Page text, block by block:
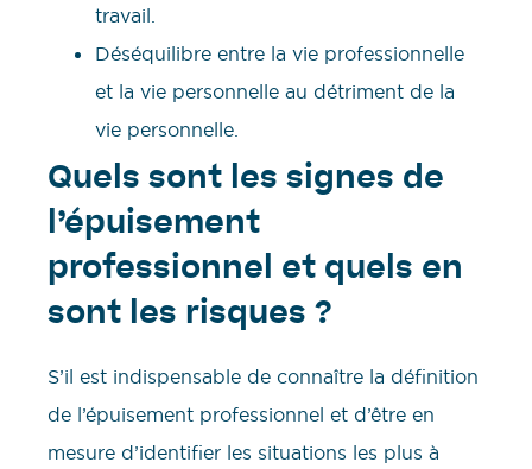
travail.
Déséquilibre entre la vie professionnelle
et la vie personnelle au détriment de la
vie personnelle.
Quels sont les signes de
l’épuisement
professionnel et quels en
sont les risques ?
S’il est indispensable de connaître la définition
de l’épuisement professionnel et d’être en
mesure d’identifier les situations les plus à